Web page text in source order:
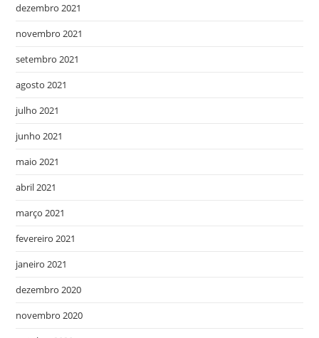
dezembro 2021
novembro 2021
setembro 2021
agosto 2021
julho 2021
junho 2021
maio 2021
abril 2021
março 2021
fevereiro 2021
janeiro 2021
dezembro 2020
novembro 2020